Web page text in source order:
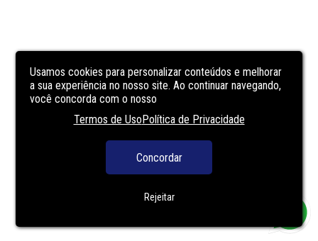
Usamos cookies para personalizar conteúdos e melhorar
a sua experiência no nosso site. Ao continuar navegando,
você concorda com o nosso
Termos de UsoPolítica de Privacidade
Concordar
Rejeitar